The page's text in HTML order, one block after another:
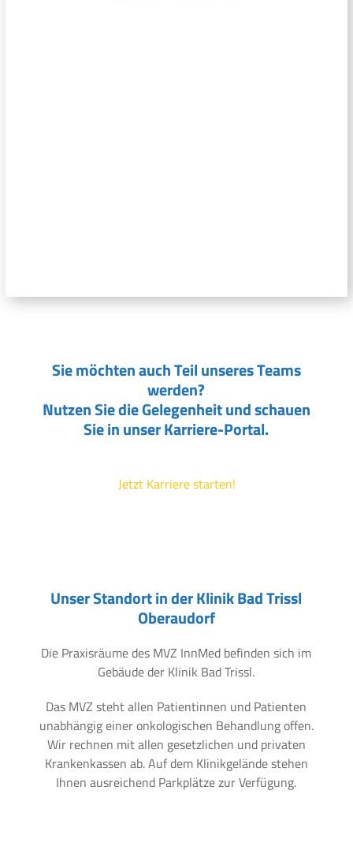
Sie möchten auch Teil unseres Teams
werden?
Nutzen Sie die Gelegenheit und schauen
Sie in unser Karriere-Portal.
Jetzt Karriere starten!
Unser Standort in der Klinik Bad Trissl
Oberaudorf
Die Praxisräume des MVZ InnMed befinden sich im
Gebäude der Klinik Bad Trissl.
Das MVZ steht allen Patientinnen und Patienten
unabhängig einer onkologischen Behandlung offen.
Wir rechnen mit allen gesetzlichen und privaten
Krankenkassen ab. Auf dem Klinikgelände stehen
Ihnen ausreichend Parkplätze zur Verfügung.